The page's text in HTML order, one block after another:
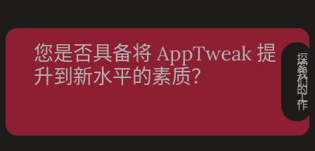
您是否具备将 AppTweak 提
升到新水平的素质？
探
索
我
们
的
工
作